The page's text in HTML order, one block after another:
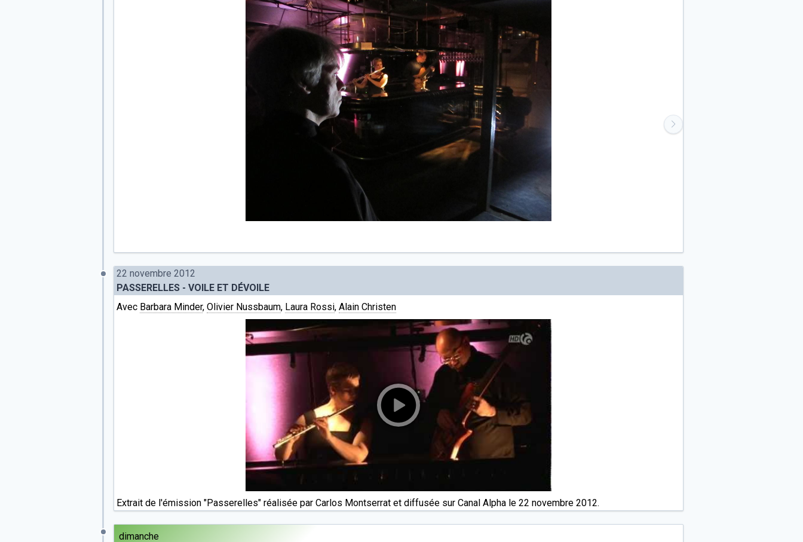
22 novembre 2012
PASSERELLES - VOILE ET DÉVOILE
Avec Barbara Minder, Olivier Nussbaum, Laura Rossi, Alain Christen
Extrait de l'émission "Passerelles" réalisée par Carlos Montserrat et diffusée sur Canal Alpha le 22 novembre 2012.
dimanche